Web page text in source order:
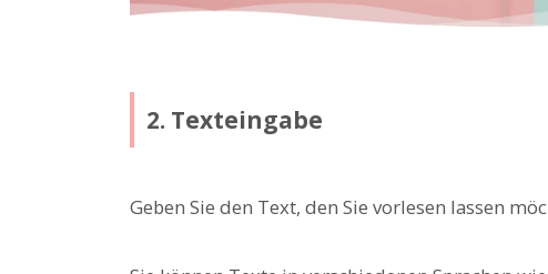
2. Texteingabe
Geben Sie den Text, den Sie vorlesen lassen